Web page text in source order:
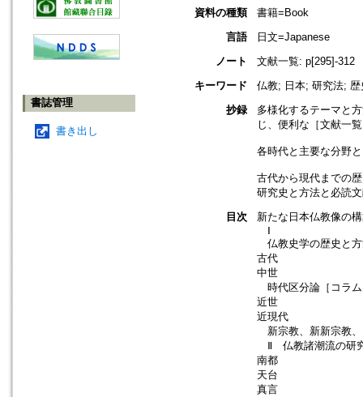
書誌管理
書き出し
資料の種類
書籍=Book
言語
日文=Japanese
ノート
文献一覧: p[295]-312
キーワード
仏教; 日本; 研究法;
抄録
多様化するテーマと
じ、便利な［文献一
各時代と主要な分野
古代から現代までの
研究史と方法と必読
目次
新たな日本仏教像の
Ⅰ
仏教史学の歴史と
古代
中世
時代区分論［コラ
近世
近現代
新宗教、新新宗教
Ⅱ 仏教諸潮流の研
南都
天台
真言